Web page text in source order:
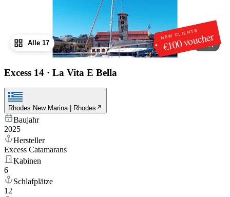
NEW CLIENTS
€100 voucher
1/17
Alle 17
Excess 14 · La Vita E Bella
Rhodes New Marina | Rhodes
Baujahr
2025
Hersteller
Excess Catamarans
Kabinen
6
Schlafplätze
12